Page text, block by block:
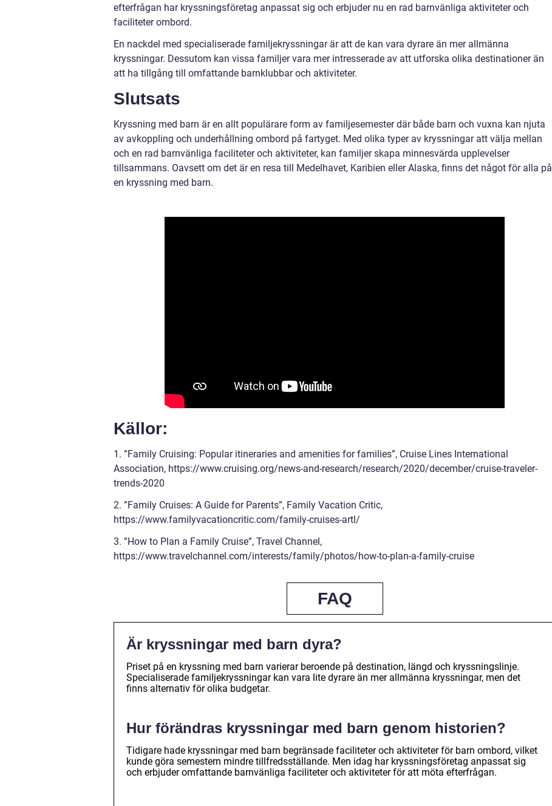
efterfrågan har kryssningsföretag anpassat sig och erbjuder nu en rad barnvänliga aktiviteter och
faciliteter ombord.
En nackdel med specialiserade familjekryssningar är att de kan vara dyrare än mer allmänna
kryssningar. Dessutom kan vissa familjer vara mer intresserade av att utforska olika destinationer än
att ha tillgång till omfattande barnklubbar och aktiviteter.
Slutsats
Kryssning med barn är en allt populärare form av familjesemester där både barn och vuxna kan njuta
av avkoppling och underhållning ombord på fartyget. Med olika typer av kryssningar att välja mellan
och en rad barnvänliga faciliteter och aktiviteter, kan familjer skapa minnesvärda upplevelser
tillsammans. Oavsett om det är en resa till Medelhavet, Karibien eller Alaska, finns det något för alla på
en kryssning med barn.
Källor:
1. ”Family Cruising: Popular itineraries and amenities for families”, Cruise Lines International
Association, https://www.cruising.org/news-and-research/research/2020/december/cruise-traveler-
trends-2020
2. ”Family Cruises: A Guide for Parents”, Family Vacation Critic,
https://www.familyvacationcritic.com/family-cruises-artl/
3. ”How to Plan a Family Cruise”, Travel Channel,
https://www.travelchannel.com/interests/family/photos/how-to-plan-a-family-cruise
FAQ
Är kryssningar med barn dyra?
Priset på en kryssning med barn varierar beroende på destination, längd och kryssningslinje.
Specialiserade familjekryssningar kan vara lite dyrare än mer allmänna kryssningar, men det
finns alternativ för olika budgetar.
Hur förändras kryssningar med barn genom historien?
Tidigare hade kryssningar med barn begränsade faciliteter och aktiviteter för barn ombord, vilket
kunde göra semestern mindre tillfredsställande. Men idag har kryssningsföretag anpassat sig
och erbjuder omfattande barnvänliga faciliteter och aktiviteter för att möta efterfrågan.